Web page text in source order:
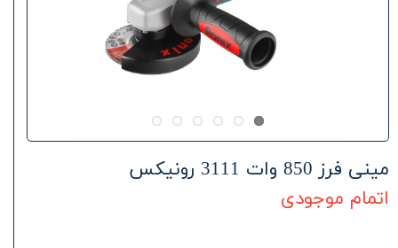
مینی فرز 850 وات 3111 رونیکس
اتمام موجودی